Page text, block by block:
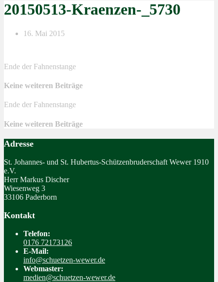
20150513-Kraenzen-_5730
16. Mai 2015
Ende der Fahnenstange
Keine weiteren Beiträge
Ende der Fahnenstange
Keine weiteren Beiträge
Adresse
St. Johannes- und St. Hubertus-Schützenbruderschaft Wewer 1910
e.V.
Herr Markus Discher
Wiesenweg 3
33106 Paderborn
Kontakt
Telefon:
0176 72173126
E-Mail:
info@schuetzen-wewer.de
Webmaster:
medien@schuetzen-wewer.de